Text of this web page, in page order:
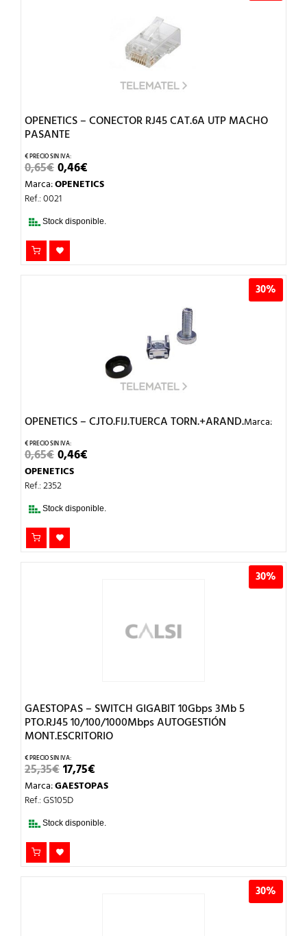
OPENETICS – CONECTOR RJ45 CAT.6A UTP MACHO
PASANTE
0,65€EL
PRECIO
ORIGINAL
ERA:
0,46€PRECIO
ACTUAL
Marca:OPENETICS
Ref.: 0021
Stock disponible.
30%
OPENETICS – CJTO.FIJ.TUERCA TORN.+ARAND.
0,65€EL
PRECIO
ORIGINAL
ERA:
0,46€
Marca:
OPENETICS
Ref.: 2352
Stock disponible.
30%
GAESTOPAS – SWITCH GIGABIT 10Gbps 3Mb 5
PTO.RJ45 10/100/1000Mbps AUTOGESTIÓN
MONT.ESCRITORIO
25,35€EL
PRECIO
ORIGINAL
ERA:
17,75€PRECIO
ACTUAL
Marca:GAESTOPAS
Ref.: GS105D
Stock disponible.
30%